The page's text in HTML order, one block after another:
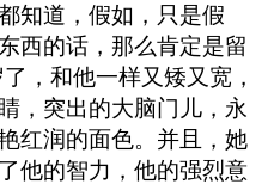
知道，假如，只是假
西的话，那么肯定是留
，和他一样又矮又宽，
，突出的大脑门儿，永
红润的面色。并且，她
他的智力，他的强烈意